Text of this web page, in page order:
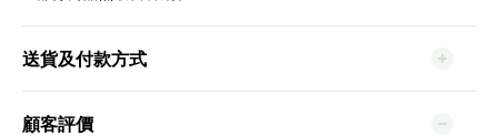
送貨及付款方式
顧客評價